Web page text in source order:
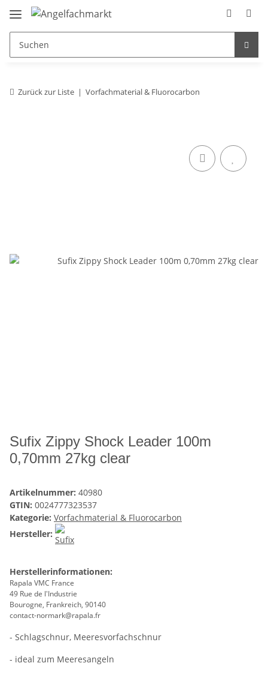
Zurück zur Liste Vorfachmaterial & Fluorocarbon
Sufix Zippy Shock Leader 100m
0,70mm 27kg clear
Artikelnummer: 40980
GTIN: 0024777323537
Kategorie: Vorfachmaterial & Fluorocarbon
Hersteller:
Herstellerinformationen:
Rapala VMC France
49 Rue de l'Industrie
Bourogne, Frankreich, 90140
contact-normark@rapala.fr
- Schlagschnur, Meeresvorfachschnur
- ideal zum Meeresangeln